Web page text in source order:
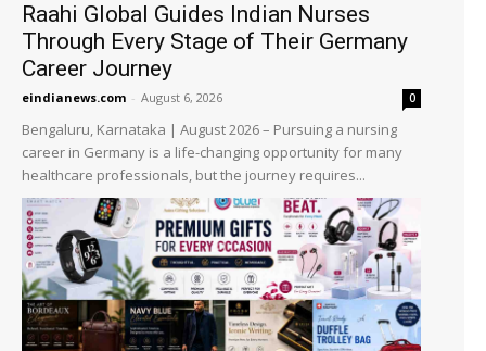
Raahi Global Guides Indian Nurses
Through Every Stage of Their Germany
Career Journey
eindianews.com - August 6, 2026 0
Bengaluru, Karnataka | August 2026 – Pursuing a nursing
career in Germany is a life-changing opportunity for many
healthcare professionals, but the journey requires...